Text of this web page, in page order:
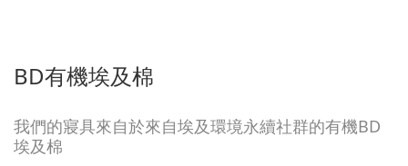
BD有機埃及棉
我們的寢具來自於來自埃及環境永續社群的有機BD
埃及棉